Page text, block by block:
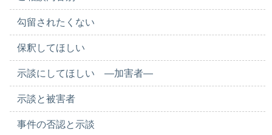
勾留されたくない
保釈してほしい
示談にしてほしい ―加害者―
示談と被害者
事件の否認と示談